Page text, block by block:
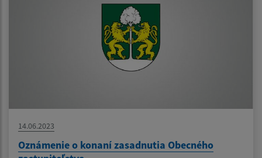
14.06.2023
Oznámenie o konaní zasadnutia Obecného